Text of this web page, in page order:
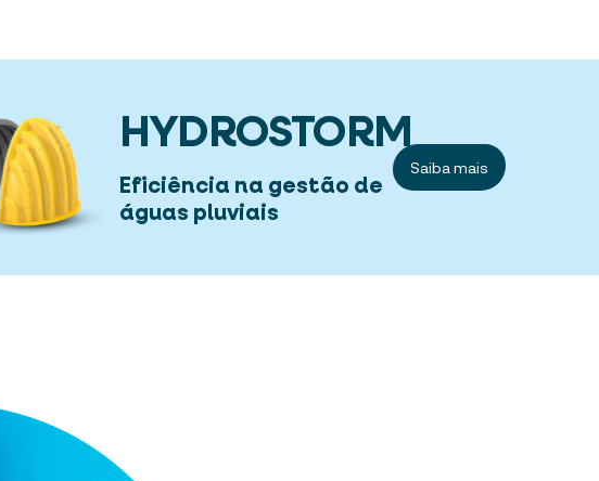
HYDROSTORM
Eficiência na gestão de
águas pluviais
Saiba mais